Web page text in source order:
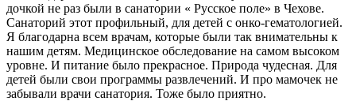
дочкой не раз были в санатории « Русское поле» в Чехове.
Санаторий этот профильный, для детей с онко-гематологией.
Я благодарна всем врачам, которые были так внимательны к
нашим детям. Медицинское обследование на самом высоком
уровне. И питание было прекрасное. Природа чудесная. Для
детей были свои программы развлечений. И про мамочек не
забывали врачи санатория. Тоже было приятно.